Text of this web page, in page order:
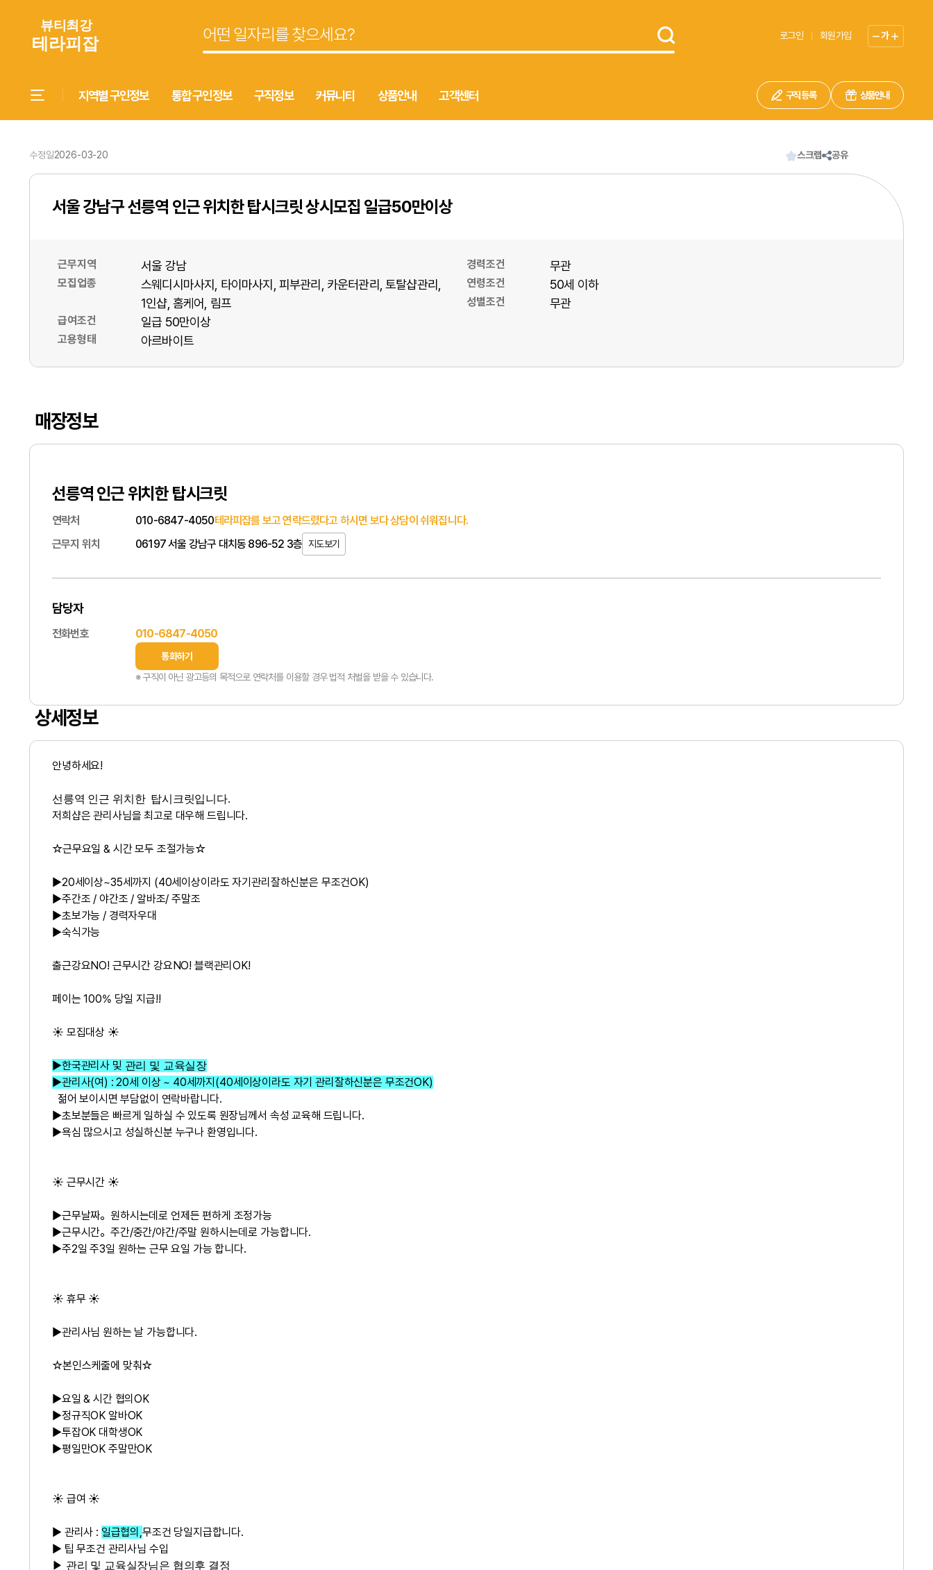
로그인 회원가입 가
지역별 구인정보 통합 구인정보 구직정보 커뮤니티 상품안내 고객센터 구직 등록 상품안내
수정일2026-03-20 스크랩 공유
서울 강남구 선릉역 인근 위치한 탑시크릿 상시모집 일급50만이상
근무지역 서울 강남
모집업종 스웨디시마사지 타이마사지 피부관리 카운터관리 토탈샵관리
1인샵 홈케어 림프
급여조건 일급 50만이상
고용형태 아르바이트
경력조건 무관
연령조건 50세 이하
성별조건 무관
매장정보
선릉역 인근 위치한 탑시크릿
연락처 010-6847-4050테라피잡를 보고 연락드렸다고 하시면 보다 상담이 쉬워집니다.
근무지 위치
06197 서울 강남구 대치동 896-52 3층 지도보기
담당자
전화번호 010-6847-4050
통화하기
※ 구직이 아닌 광고등의 목적으로 연락처를 이용할 경우 법적 처벌을 받을 수 있습니다.
상세정보
안녕하세요!
선릉역 인근 위치한 탑시크릿입니다.
저희샵은 관리사님을 최고로 대우해 드립니다.
☆근무요일 & 시간 모두 조절가능☆
▶20세이상~35세까지 (40세이상이라도 자기관리잘하신분은 무조건OK)
▶주간조 / 야간조 / 알바조/ 주말조
▶초보가능 / 경력자우대
▶숙식가능
출근강요NO! 근무시간 강요NO! 블랙관리OK!
페이는 100% 당일 지급!!
☀️ 모집대상 ☀️
▶한국관리사 및 관리 및 교육실장
▶관리사(여) : 20세 이상 ~ 40세까지(40세이상이라도 자기 관리잘하신분은 무조건OK)
젊어 보이시면 부담없이 연락바랍니다.
▶초보분들은 빠르게 일하실 수 있도록 원장님께서 속성 교육해 드립니다.
▶욕심 많으시고 성실하신분 누구나 환영입니다.
☀️ 근무시간 ☀️
▶근무날짜。원하시는데로 언제든 편하게 조정가능
▶근무시간。주간/중간/야간/주말 원하시는데로 가능합니다.
▶주2일 주3일 원하는 근무 요일 가능 합니다.
☀️ 휴무 ☀️
▶관리사님 원하는 날 가능합니다.
☆본인스케줄에 맞춰☆
▶요일 & 시간 협의OK
▶정규직OK 알바OK
▶투잡OK 대학생OK
▶평일만OK 주말만OK
☀️ 급여 ☀️
▶ 관리사 : 일급협의,무조건 당일지급합니다.
▶ 팁 무조건 관리사님 수입
▶ 관리 및 교육실장님은 협의후 결정